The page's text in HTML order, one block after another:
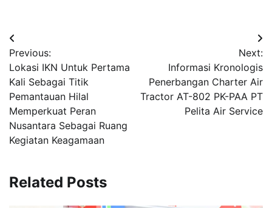
Navigasi
pos
Previous:
Lokasi IKN Untuk Pertama
Kali Sebagai Titik
Pemantauan Hilal
Memperkuat Peran
Nusantara Sebagai Ruang
Kegiatan Keagamaan
Next:
Informasi Kronologis
Penerbangan Charter Air
Tractor AT-802 PK-PAA PT
Pelita Air Service
Related Posts